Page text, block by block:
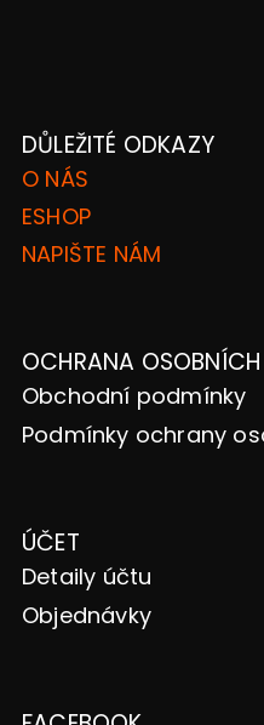
DŮLEŽITÉ ODKAZY
O NÁS
ESHOP
NAPIŠTE NÁM
OCHRANA
Obchodní podmínky
Podmínky ochrany
ÚČET
Detaily účtu
Objednávky